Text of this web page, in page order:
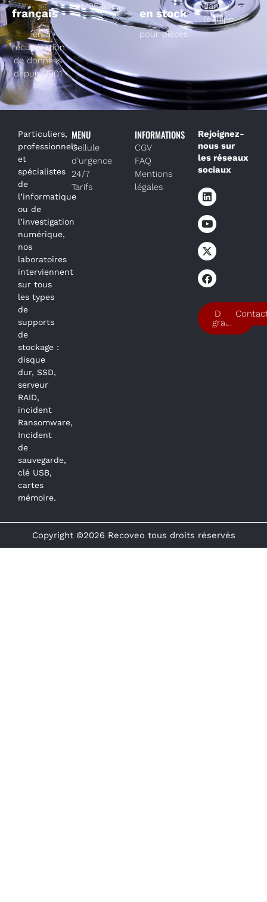
français
en
récupération
de données
depuis 2001
en 25 ans
en stock
pour pièces
dans
l’équipe
Particuliers,
professionnels
et
spécialistes
de
l’informatique
ou de
l’investigation
numérique,
nos
laboratoires
interviennent
sur tous
les types
de
supports
de
stockage :
disque
dur, SSD,
serveur
RAID,
incident
Ransomware,
Incident
de
sauvegarde,
clé USB,
cartes
mémoire.
MENU
Cellule
d’urgence
24/7
Tarifs
INFORMATIONS
CGV
FAQ
Mentions
légales
Rejoignez-
nous sur
les réseaux
sociaux
Devis
gratuit
Copyright ©2026 Recoveo tous droits réservés